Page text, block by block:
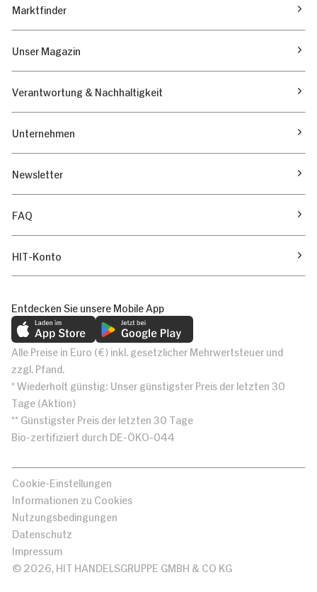
Marktfinder
Unser Magazin
Verantwortung & Nachhaltigkeit
Unternehmen
Newsletter
FAQ
HIT-Konto
Entdecken Sie unsere Mobile App
Alle Preise in Euro (€) inkl. gesetzlicher Mehrwertsteuer und
zzgl. Pfand.
* Wiederholt günstig: Unser günstigster Preis der letzten 30
Tage (Aktion)
** Günstigster Preis der letzten 30 Tage
Bio-zertifiziert durch DE-ÖKO-044
Cookie-Einstellungen
Informationen zu Cookies
Nutzungsbedingungen
Datenschutz
Impressum
© 2026, HIT HANDELSGRUPPE GMBH & CO KG